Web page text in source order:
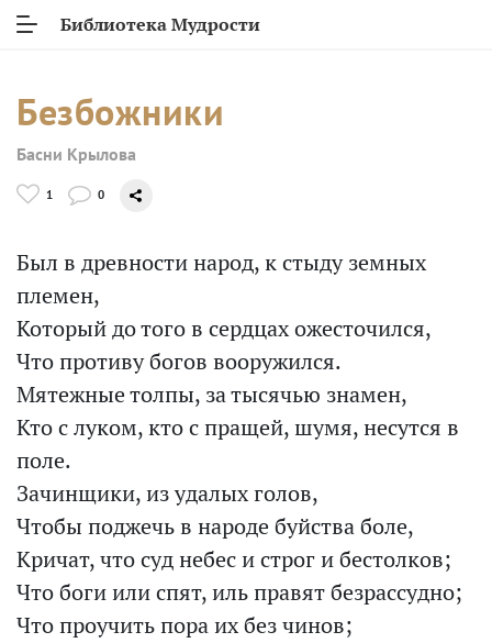
Библиотека Мудрости
Безбожники
Басни Крылова
1 0
Был в древности народ, к стыду земных
племен,
Который до того в сердцах ожесточился,
Что противу богов вооружился.
Мятежные толпы, за тысячью знамен,
Кто с луком, кто с пращей, шумя, несутся в
поле.
Зачинщики, из удалых голов,
Чтобы поджечь в народе буйства боле,
Кричат, что суд небес и строг и бестолков;
Что боги или спят, иль правят безрассудно;
Что проучить пора их без чинов;